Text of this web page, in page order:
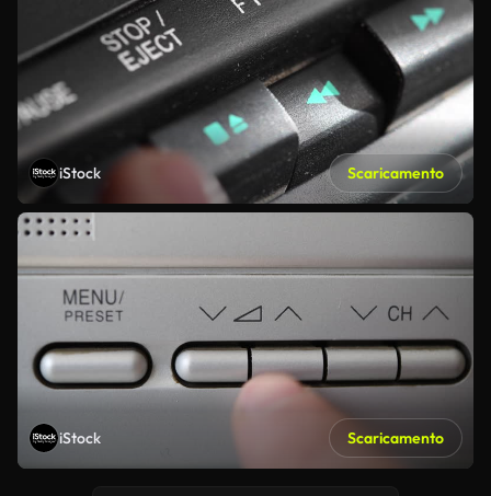
iStock Scaricamento
iStock Scaricamento